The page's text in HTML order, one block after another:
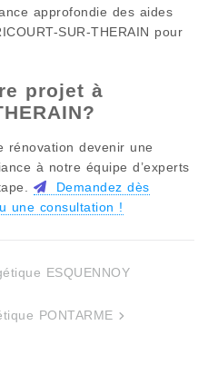
approfondie des aides
SUR-THERAIN pour
projet à
?
rénovation devenir une
à notre équipe d’experts
Demandez dès
une consultation !
ESQUENNOY
PONTARME